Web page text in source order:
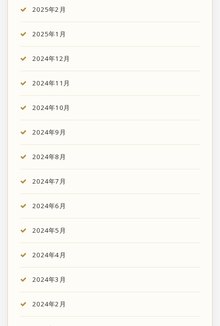
2025年2月
2025年1月
2024年12月
2024年11月
2024年10月
2024年9月
2024年8月
2024年7月
2024年6月
2024年5月
2024年4月
2024年3月
2024年2月